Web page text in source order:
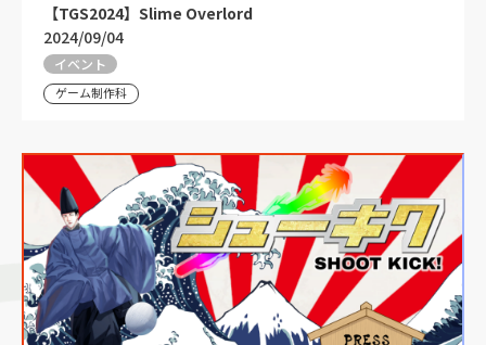
【TGS2024】Slime Overlord
2024/09/04
イベント
ゲーム制作科